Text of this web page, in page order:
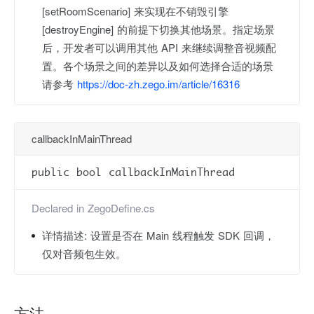
[setRoomScenario] 来实现在不销毁引擎
[destroyEngine] 的前提下切换其他场景。指定场景
后，开发者可以调用其他 API 来继续调整音视频配
置。各个场景之间的差异以及如何选择合适的场景
请参考 https://doc-zh.zego.im/article/16316
callbackInMainThread
public bool callbackInMainThread
Declared in ZegoDefine.cs
详情描述: 设置是否在 Main 线程触发 SDK 回调，
仅对音频包生效。